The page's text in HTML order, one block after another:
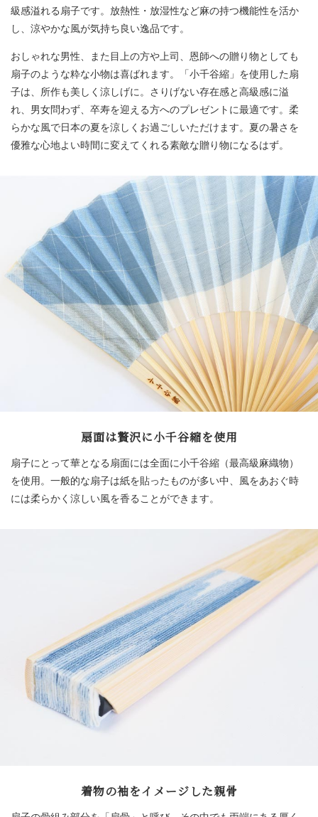
級感溢れる扇子です。放熱性・放湿性など麻の持つ機能性を活か
し、涼やかな風が気持ち良い逸品です。
おしゃれな男性、また目上の方や上司、恩師への贈り物としても
扇子のような粋な小物は喜ばれます。「小千谷縮」を使用した扇
子は、所作も美しく涼しげに。さりげない存在感と高級感に溢
れ、男女問わず、卒寿を迎える方へのプレゼントに最適です。柔
らかな風で日本の夏を涼しくお過ごしいただけます。夏の暑さを
優雅な心地よい時間に変えてくれる素敵な贈り物になるはず。
扇面は贅沢に小千谷縮を使用
扇子にとって華となる扇面には全面に小千谷縮（最高級麻織物）
を使用。一般的な扇子は紙を貼ったものが多い中、風をあおぐ時
には柔らかく涼しい風を香ることができます。
着物の袖をイメージした親骨